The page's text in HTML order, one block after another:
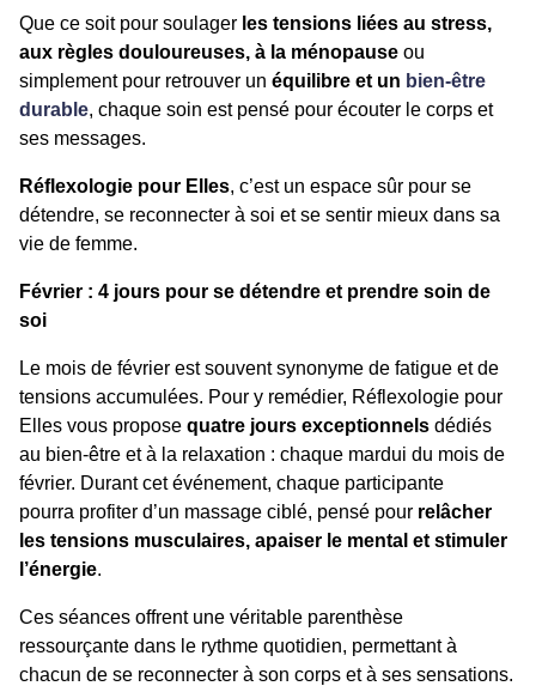
Que ce soit pour soulager les tensions liées au stress,
aux règles douloureuses, à la ménopause ou
simplement pour retrouver un équilibre et un bien-être
durable, chaque soin est pensé pour écouter le corps et
ses messages.
Réflexologie pour Elles, c’est un espace sûr pour se
détendre, se reconnecter à soi et se sentir mieux dans sa
vie de femme.
Février : 4 jours pour se détendre et prendre soin de
soi
Le mois de février est souvent synonyme de fatigue et de
tensions accumulées. Pour y remédier, Réflexologie pour
Elles vous propose quatre jours exceptionnels dédiés
au bien-être et à la relaxation : chaque mardui du mois de
février. Durant cet événement, chaque participante
pourra profiter d’un massage ciblé, pensé pour relâcher
les tensions musculaires, apaiser le mental et stimuler
l’énergie.
Ces séances offrent une véritable parenthèse
ressourçante dans le rythme quotidien, permettant à
chacun de se reconnecter à son corps et à ses sensations.